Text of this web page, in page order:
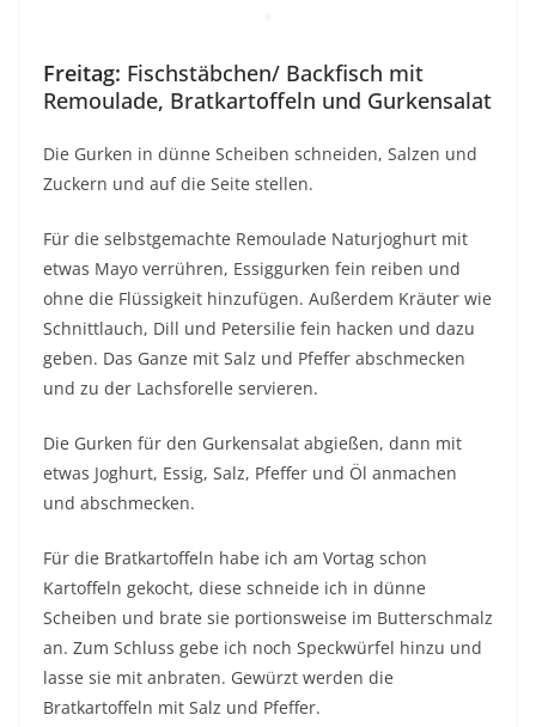
Freitag: Fischstäbchen/ Backfisch mit
Remoulade, Bratkartoffeln und Gurkensalat
Die Gurken in dünne Scheiben schneiden, Salzen und
Zuckern und auf die Seite stellen.
Für die selbstgemachte Remoulade Naturjoghurt mit
etwas Mayo verrühren, Essiggurken fein reiben und
ohne die Flüssigkeit hinzufügen. Außerdem Kräuter wie
Schnittlauch, Dill und Petersilie fein hacken und dazu
geben. Das Ganze mit Salz und Pfeffer abschmecken
und zu der Lachsforelle servieren.
Die Gurken für den Gurkensalat abgießen, dann mit
etwas Joghurt, Essig, Salz, Pfeffer und Öl anmachen
und abschmecken.
Für die Bratkartoffeln habe ich am Vortag schon
Kartoffeln gekocht, diese schneide ich in dünne
Scheiben und brate sie portionsweise im Butterschmalz
an. Zum Schluss gebe ich noch Speckwürfel hinzu und
lasse sie mit anbraten. Gewürzt werden die
Bratkartoffeln mit Salz und Pfeffer.